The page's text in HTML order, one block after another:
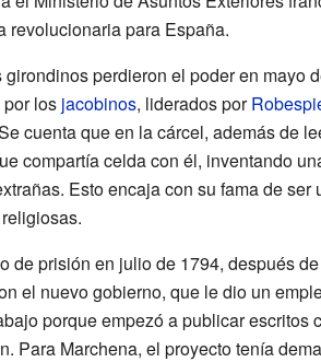
revolucionaria para España.
perdieron el poder en mayo
los jacobinos, liderados por
cuenta que en la cárcel, además de
compartía celda con él, inventando
Esto encaja con su fama de
de prisión en julio de 1794, después
el nuevo gobierno, que le dio un
porque empezó a publicar escritos
Para Marchena, el proyecto tenía